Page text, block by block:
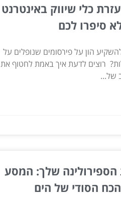
כלי שיווק באינטרנט
סיפרו לכם
הון על פירסומים שנופלים על
רוצים לדעת איך באמת לחטוף את
של...
שלך: המסע
הסודי של הים